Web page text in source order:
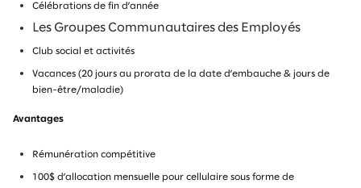
Célébrations de fin d’année
Les Groupes Communautaires des Employés
Club social et activités
Vacances (20 jours au prorata de la date d’embauche & jours de
bien-être/maladie)
Avantages
Rémunération compétitive
100$ d’allocation mensuelle pour cellulaire sous forme de